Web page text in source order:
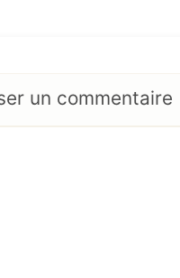
un commentaire